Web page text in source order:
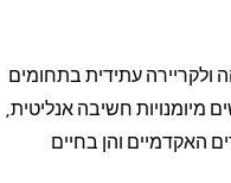
עתידית בתחומים
מיומנויות חשיבה אנליטית,
האקדמיים והן בחיים